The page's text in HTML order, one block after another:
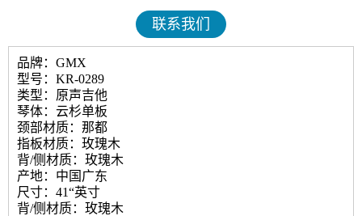
联系我们
品牌：GMX
型号：KR-0289
类型：原声吉他
琴体：云杉单板
颈部材质：那都
指板材质：玫瑰木
背/侧材质：玫瑰木
产地：中国广东
尺寸：41“英寸
背/侧材质：玫瑰木